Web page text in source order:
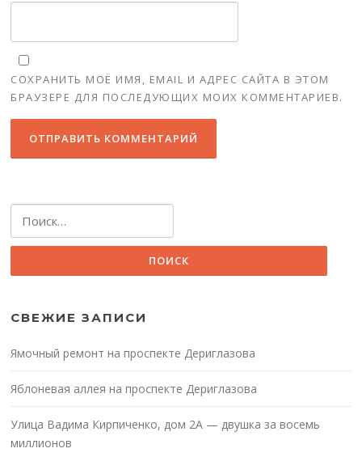
СОХРАНИТЬ МОЁ ИМЯ, EMAIL И АДРЕС САЙТА В ЭТОМ
БРАУЗЕРЕ ДЛЯ ПОСЛЕДУЮЩИХ МОИХ КОММЕНТАРИЕВ.
СВЕЖИЕ ЗАПИСИ
Ямочный ремонт на проспекте Дериглазова
Яблоневая аллея на проспекте Дериглазова
Улица Вадима Кирпиченко, дом 2А — двушка за восемь
миллионов